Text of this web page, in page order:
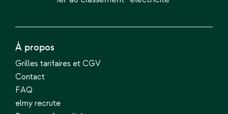
À propos
Grilles tarifaires et CGV
Contact
FAQ
elmy recrute